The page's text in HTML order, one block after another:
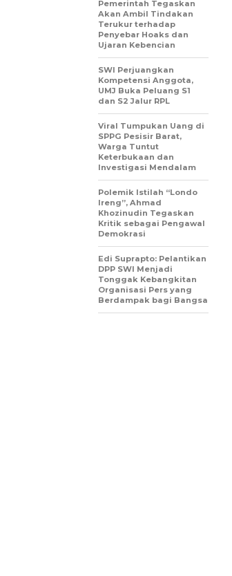
Pemerintah Tegaskan
Akan Ambil Tindakan
Terukur terhadap
Penyebar Hoaks dan
Ujaran Kebencian
SWI Perjuangkan
Kompetensi Anggota,
UMJ Buka Peluang S1
dan S2 Jalur RPL
Viral Tumpukan Uang di
SPPG Pesisir Barat,
Warga Tuntut
Keterbukaan dan
Investigasi Mendalam
Polemik Istilah “Londo
Ireng”, Ahmad
Khozinudin Tegaskan
Kritik sebagai Pengawal
Demokrasi
Edi Suprapto: Pelantikan
DPP SWI Menjadi
Tonggak Kebangkitan
Organisasi Pers yang
Berdampak bagi Bangsa